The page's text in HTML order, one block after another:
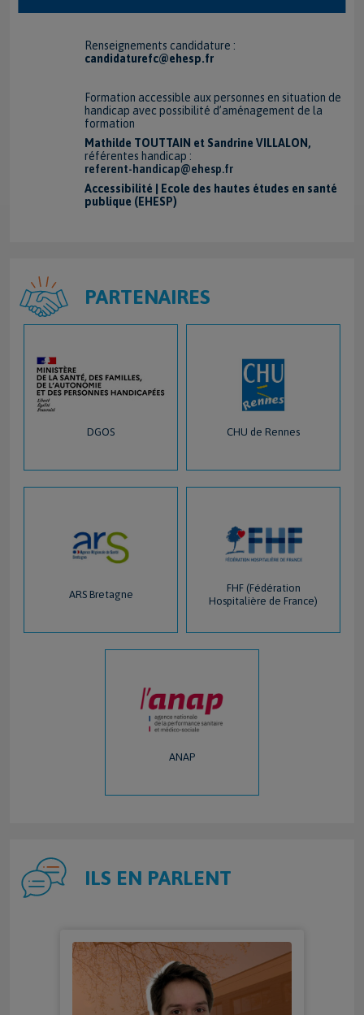
Renseignements candidature :
candidaturefc@ehesp.fr
Formation accessible aux personnes en situation de
handicap avec possibilité d’aménagement de la
formation
Mathilde TOUTTAIN et Sandrine VILLALON,
référentes handicap :
referent-handicap@ehesp.fr
Accessibilité | Ecole des hautes études en santé
publique (EHESP)
PARTENAIRES
DGOS CHU de Rennes
ARS Bretagne
FHF (Fédération
Hospitalière de France)
ANAP
ILS EN PARLENT